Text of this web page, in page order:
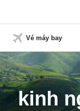
Vé máy bay
kinh